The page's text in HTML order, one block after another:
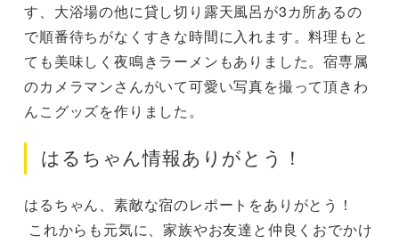
す、大浴場の他に貸し切り露天風呂が3カ所あるの
で順番待ちがなくすきな時間に入れます。料理もと
ても美味しく夜鳴きラーメンもありました。宿専属
のカメラマンさんがいて可愛い写真を撮って頂きわ
んこグッズを作りました。
はるちゃん情報ありがとう！
はるちゃん、素敵な宿のレポートをありがとう！